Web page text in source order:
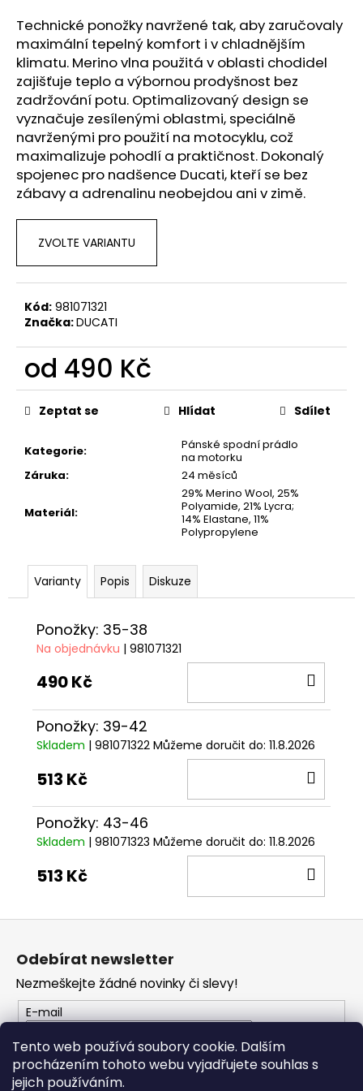
Tento web používá soubory cookie. Dalším
procházením tohoto webu vyjadřujete souhlas s
jejich používáním.
Technické ponožky navržené tak, aby zaručovaly
maximální tepelný komfort i v chladnějším
klimatu. Merino vlna použitá v oblasti chodidel
zajišťuje teplo a výbornou prodyšnost bez
zadržování potu. Optimalizovaný design se
vyznačuje zesílenými oblastmi, speciálně
navrženými pro použití na motocyklu, což
maximalizuje pohodlí a praktičnost. Dokonalý
spojenec pro nadšence Ducati, kteří se bez
zábavy a adrenalinu neobejdou ani v zimě.
ZVOLTE VARIANTU
Kód: 981071321
Značka:DUCATI
od 490 Kč
Měrná
cena:
Kategorie:
Pánské spodní prádlo
na motorku
Záruka: 24 měsíců
Materiál:
29% Merino Wool, 25%
Polyamide, 21% Lycra;
14% Elastane, 11%
Polypropylene
Zeptat se Hlídat Sdílet
Varianty Popis Diskuze
Ponožky: 35-38
Na objednávku | 981071321
490 Kč
Ponožky: 39-42
Skladem | 981071322 Můžeme doručit do: 11.8.2026
513 Kč
Ponožky: 43-46
Skladem | 981071323 Můžeme doručit do: 11.8.2026
513 Kč
a
j
í
t
?
HLEDAT
o
o
u
č
u
e
e
DUCATI
286
Z
t
í
Odebírat newsletter
Nezmeškejte žádné novinky či slevy!
E-mail
PŘIHLÁSIT SE